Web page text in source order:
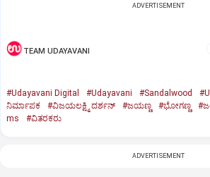
ADVERTISEMENT
TEAM UDAYAVANI
#Udayavani Digital #Udayavani #Sandalwood
ನಿರ್ಮಾಪಕ
#ವಿಜಯಲಕ್ಷ್ಮಿ ದರ್ಶನ್‌ #ಜಯಣ್ಣ #ಭೋಗಣ್ಣ
ms
#ವಿತರಕರು
ADVERTISEMENT